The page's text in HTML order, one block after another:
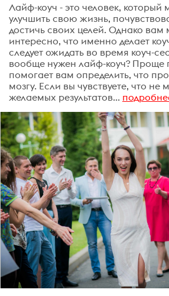
Лайф-коуч - это человек,
улучшить свою жизнь,
достичь своих целей. Однако вам
интересно, что именно делает
следует ожидать во время коуч-
вообще нужен лайф-коуч? Проще
помогает вам определить, что
мозгу. Если вы чувствуете, что не
желаемых результатов...